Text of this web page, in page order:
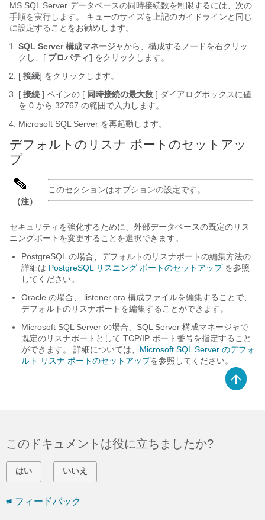
MS SQL Server データベースの同時接続数を制限するには、次の
手順を実行します。 キューのサイズを上記のガイドラインと同じ
に設定することをお勧めします。
SQL Server 構成マネージャから、構成するノードを右クリッ
クし、[ プロパティ] をクリックします。
[ 接続] をクリックします。
[ 接続 ] ペインの [ 同時接続の最大数 ] ダイアログボックスに値
を 0 から 32767 の範囲で入力します。
Microsoft SQL Server を再起動します。
デフォルトのリスナ ポートのセットアッ
プ
（注）
このセクションはオプションの設定です。
セキュリティを強化するために、外部データベースの既定のリス
ニングポートを変更することを選択できます。
PostgreSQL の場合、デフォルトのリスナポートの編集方法の
詳細は PostgreSQL リスニング ポートのセットアップを参照
してください。
Oracle の場合、 listener.ora 構成ファイルを編集することで、
デフォルトのリスナポートを編集することができます。
Microsoft SQL Server の場合、SQL Server 構成マネージャで
既定のリスナポートとして TCP/IP ポート番号を指定すること
ができます。 詳細については、 Microsoft SQL Server のデフォ
ルト リスナ ポートのセットアップを参照してください。
このドキュメントは役に立ちましたか?
はい いいえ
フィードバック